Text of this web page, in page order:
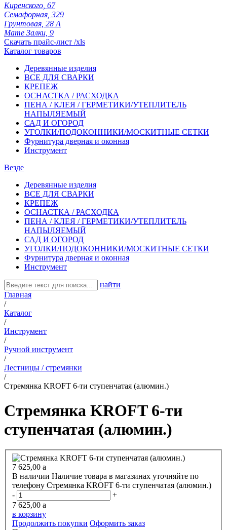
Киренского, 67
Семафорная, 329
Грунтовая, 28 А
Мате Залки, 9
Скачать прайс-лист /xls
Каталог товаров
Деревянные изделия
ВСЕ ДЛЯ СВАРКИ
КРЕПЕЖ
ОСНАСТКА / РАСХОДКА
ПЕНА / КЛЕЯ / ГЕРМЕТИКИ/УТЕПЛИТЕЛЬ
НАПЫЛЯЕМЫЙ
САД И ОГОРОД
УГОЛКИ/ПОДОКОННИКИ/МОСКИТНЫЕ СЕТКИ
Фурнитура дверная и оконная
Инструмент
Везде
Деревянные изделия
ВСЕ ДЛЯ СВАРКИ
КРЕПЕЖ
ОСНАСТКА / РАСХОДКА
ПЕНА / КЛЕЯ / ГЕРМЕТИКИ/УТЕПЛИТЕЛЬ
НАПЫЛЯЕМЫЙ
САД И ОГОРОД
УГОЛКИ/ПОДОКОННИКИ/МОСКИТНЫЕ СЕТКИ
Фурнитура дверная и оконная
Инструмент
найти
Главная
/
Каталог
/
Инструмент
/
Ручной инструмент
/
Лестницы / стремянки
/
Стремянка KROFT 6-ти ступенчатая (алюмин.)
Стремянка KROFT 6-ти
ступенчатая (алюмин.)
7 625,00 a
В наличии Наличие товара в магазинах уточняйте по
телефону Стремянка KROFT 6-ти ступенчатая (алюмин.)
-
+
7 625,00 a
в корзину
Продолжить покупки Оформить заказ